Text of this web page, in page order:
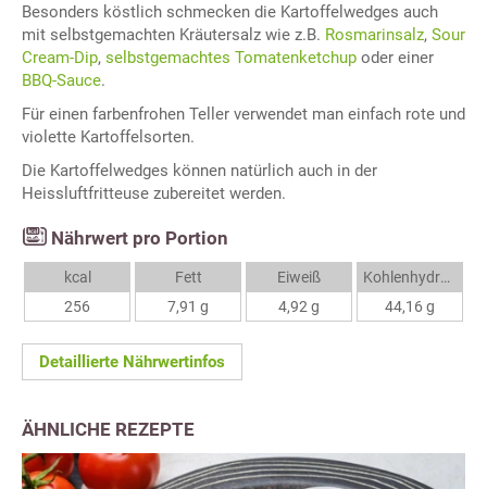
Besonders köstlich schmecken die Kartoffelwedges auch
mit selbstgemachten Kräutersalz wie z.B. Rosmarinsalz, Sour
Cream-Dip, selbstgemachtes Tomatenketchup oder einer
BBQ-Sauce.
Für einen farbenfrohen Teller verwendet man einfach rote und
violette Kartoffelsorten.
Die Kartoffelwedges können natürlich auch in der
Heissluftfritteuse zubereitet werden.
Nährwert pro Portion
kcal
256
Fett
7,91 g
Eiweiß
4,92 g
Kohlenhydrate
44,16 g
Detaillierte Nährwertinfos
ÄHNLICHE REZEPTE